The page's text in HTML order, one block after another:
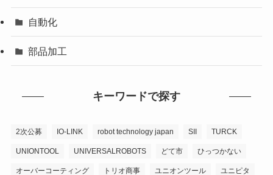
自動化
部品加工
キーワードで探す
2次公募 IO-LINK robot technology japan SII TURCK
UNIONTOOL UNIVERSALROBOTS どて市 ひっつかない
オーバーコーティング トリオ商事 ユニオンツール ユニピタ